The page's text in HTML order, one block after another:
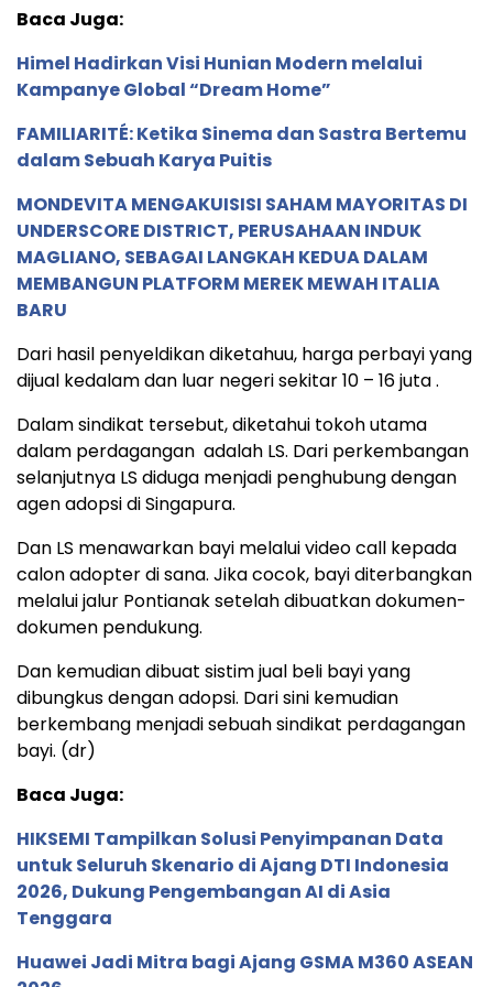
Baca Juga:
Himel Hadirkan Visi Hunian Modern melalui
Kampanye Global “Dream Home”
FAMILIARITÉ: Ketika Sinema dan Sastra Bertemu
dalam Sebuah Karya Puitis
MONDEVITA MENGAKUISISI SAHAM MAYORITAS DI
UNDERSCORE DISTRICT, PERUSAHAAN INDUK
MAGLIANO, SEBAGAI LANGKAH KEDUA DALAM
MEMBANGUN PLATFORM MEREK MEWAH ITALIA
BARU
Dari hasil penyeldikan diketahuu, harga perbayi yang
dijual kedalam dan luar negeri sekitar 10 – 16 juta .
Dalam sindikat tersebut, diketahui tokoh utama
dalam perdagangan adalah LS. Dari perkembangan
selanjutnya LS diduga menjadi penghubung dengan
agen adopsi di Singapura.
Dan LS menawarkan bayi melalui video call kepada
calon adopter di sana. Jika cocok, bayi diterbangkan
melalui jalur Pontianak setelah dibuatkan dokumen-
dokumen pendukung.
Dan kemudian dibuat sistim jual beli bayi yang
dibungkus dengan adopsi. Dari sini kemudian
berkembang menjadi sebuah sindikat perdagangan
bayi. (dr)
Baca Juga:
HIKSEMI Tampilkan Solusi Penyimpanan Data
untuk Seluruh Skenario di Ajang DTI Indonesia
2026, Dukung Pengembangan AI di Asia
Tenggara
Huawei Jadi Mitra bagi Ajang GSMA M360 ASEAN